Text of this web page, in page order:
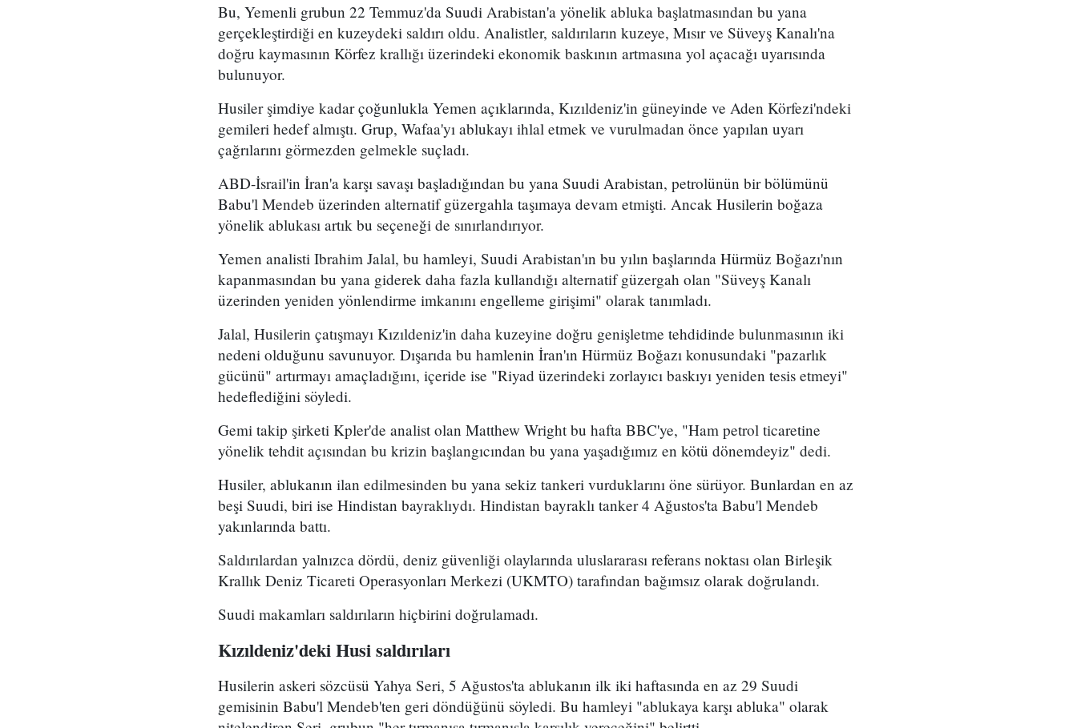
Bu, Yemenli grubun 22 Temmuz'da Suudi Arabistan'a yönelik abluka başlatmasından bu yana
gerçekleştirdiği en kuzeydeki saldırı oldu. Analistler, saldırıların kuzeye, Mısır ve Süveyş Kanalı'na
doğru kaymasının Körfez krallığı üzerindeki ekonomik baskının artmasına yol açacağı uyarısında
bulunuyor.
Husiler şimdiye kadar çoğunlukla Yemen açıklarında, Kızıldeniz'in güneyinde ve Aden Körfezi'ndeki
gemileri hedef almıştı. Grup, Wafaa'yı ablukayı ihlal etmek ve vurulmadan önce yapılan uyarı
çağrılarını görmezden gelmekle suçladı.
ABD-İsrail'in İran'a karşı savaşı başladığından bu yana Suudi Arabistan, petrolünün bir bölümünü
Babu'l Mendeb üzerinden alternatif güzergahla taşımaya devam etmişti. Ancak Husilerin boğaza
yönelik ablukası artık bu seçeneği de sınırlandırıyor.
Yemen analisti Ibrahim Jalal, bu hamleyi, Suudi Arabistan'ın bu yılın başlarında Hürmüz Boğazı'nın
kapanmasından bu yana giderek daha fazla kullandığı alternatif güzergah olan "Süveyş Kanalı
üzerinden yeniden yönlendirme imkanını engelleme girişimi" olarak tanımladı.
Jalal, Husilerin çatışmayı Kızıldeniz'in daha kuzeyine doğru genişletme tehdidinde bulunmasının iki
nedeni olduğunu savunuyor. Dışarıda bu hamlenin İran'ın Hürmüz Boğazı konusundaki "pazarlık
gücünü" artırmayı amaçladığını, içeride ise "Riyad üzerindeki zorlayıcı baskıyı yeniden tesis etmeyi"
hedeflediğini söyledi.
Gemi takip şirketi Kpler'de analist olan Matthew Wright bu hafta BBC'ye, "Ham petrol ticaretine
yönelik tehdit açısından bu krizin başlangıcından bu yana yaşadığımız en kötü dönemdeyiz" dedi.
Husiler, ablukanın ilan edilmesinden bu yana sekiz tankeri vurduklarını öne sürüyor. Bunlardan en az
beşi Suudi, biri ise Hindistan bayraklıydı. Hindistan bayraklı tanker 4 Ağustos'ta Babu'l Mendeb
yakınlarında battı.
Saldırılardan yalnızca dördü, deniz güvenliği olaylarında uluslararası referans noktası olan Birleşik
Krallık Deniz Ticareti Operasyonları Merkezi (UKMTO) tarafından bağımsız olarak doğrulandı.
Suudi makamları saldırıların hiçbirini doğrulamadı.
Kızıldeniz'deki Husi saldırıları
Husilerin askeri sözcüsü Yahya Seri, 5 Ağustos'ta ablukanın ilk iki haftasında en az 29 Suudi
gemisinin Babu'l Mendeb'ten geri döndüğünü söyledi. Bu hamleyi "ablukaya karşı abluka" olarak